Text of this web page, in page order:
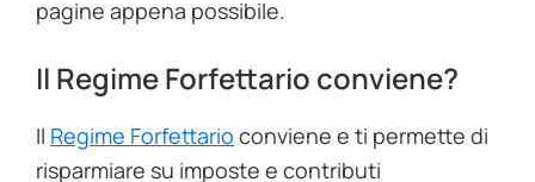
pagine appena possibile.
Il Regime Forfettario conviene?
Il Regime Forfettario conviene e ti permette di
risparmiare su imposte e contributi